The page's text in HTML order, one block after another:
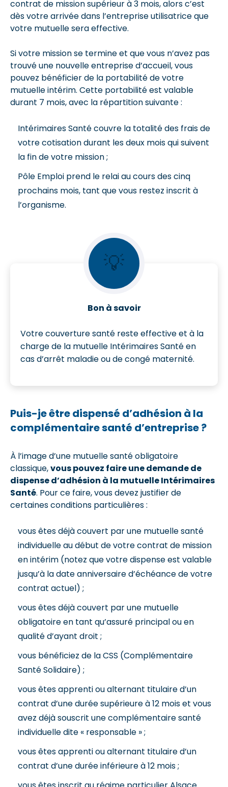
contrat de mission supérieur à 3 mois, alors c’est
dès votre arrivée dans l’entreprise utilisatrice que
votre mutuelle sera effective.
Si votre mission se termine et que vous n’avez pas
trouvé une nouvelle entreprise d’accueil, vous
pouvez bénéficier de la portabilité de votre
mutuelle intérim. Cette portabilité est valable
durant 7 mois, avec la répartition suivante :
Intérimaires Santé couvre la totalité des frais de
votre cotisation durant les deux mois qui suivent
la fin de votre mission ;
Pôle Emploi prend le relai au cours des cinq
prochains mois, tant que vous restez inscrit à
l’organisme.
💡
Bon à savoir
Votre couverture santé reste effective et à la
charge de la mutuelle Intérimaires Santé en
cas d’arrêt maladie ou de congé maternité.
Puis-je être dispensé d’adhésion à la
complémentaire santé d’entreprise ?
À l’image d’une mutuelle santé obligatoire
classique,vous pouvez faire une demande de
dispense d’adhésion à la mutuelle Intérimaires
Santé. Pour ce faire, vous devez justifier de
certaines conditions particulières :
vous êtes déjà couvert par une mutuelle santé
individuelle au début de votre contrat de mission
en intérim (notez que votre dispense est valable
jusqu’à la date anniversaire d’échéance de votre
contrat actuel) ;
vous êtes déjà couvert par une mutuelle
obligatoire en tant qu’assuré principal ou en
qualité d’ayant droit ;
vous bénéficiez de la CSS (Complémentaire
Santé Solidaire) ;
vous êtes apprenti ou alternant titulaire d’un
contrat d’une durée supérieure à 12 mois et vous
avez déjà souscrit une complémentaire santé
individuelle dite « responsable » ;
vous êtes apprenti ou alternant titulaire d’un
contrat d’une durée inférieure à 12 mois ;